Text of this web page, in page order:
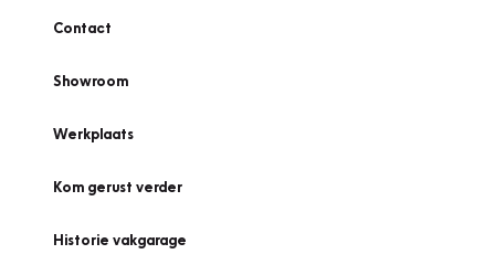
Contact
Showroom
Werkplaats
Kom gerust verder
Historie vakgarage